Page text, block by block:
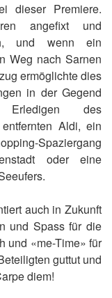
dieser Premiere.
angefixt und
und wenn ein
Weg nach Sarnen
ermöglichte dies
in der Gegend
Erledigen des
Aldi, ein
Spaziergang
oder eine
auch in Zukunft
und Spass für die
und «me-Time» für
guttut und
diem!